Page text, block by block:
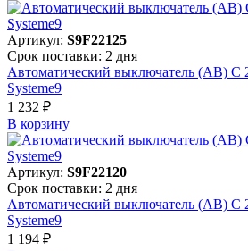
Артикул: S9F22125
Срок поставки: 2 дня
Автоматический выключатель (АВ) C
Systeme9
1 232 ₽
В корзинy
Артикул: S9F22120
Срок поставки: 2 дня
Автоматический выключатель (АВ) C
Systeme9
1 194 ₽